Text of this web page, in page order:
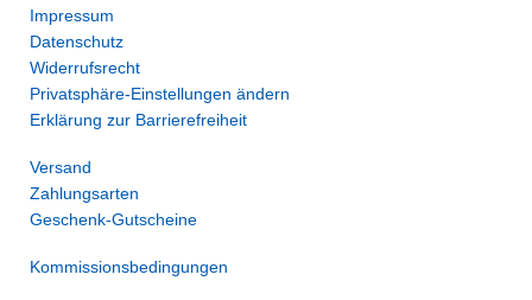
Impressum
Datenschutz
Widerrufsrecht
Privatsphäre-Einstellungen ändern
Erklärung zur Barrierefreiheit
Versand
Zahlungsarten
Geschenk-Gutscheine
Kommissionsbedingungen